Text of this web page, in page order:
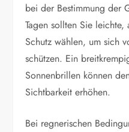
bei der Bestimmung der
Tagen sollten Sie
Schutz wählen, um sich
schützen. Ein
Sonnenbrillen können
Sichtbarkeit erhöhen.
Bei regnerischen